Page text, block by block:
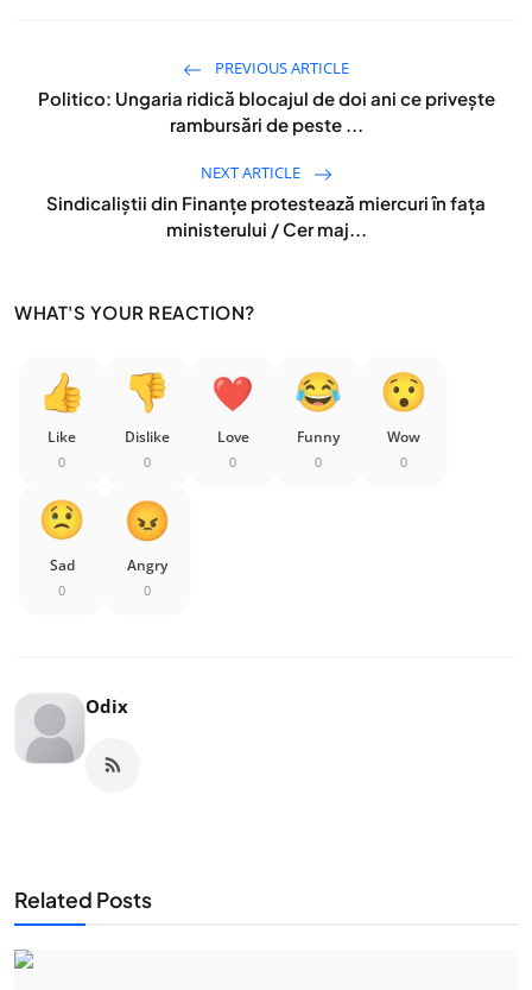
PREVIOUS ARTICLE
Politico: Ungaria ridică blocajul de doi ani ce privește
rambursări de peste ...
NEXT ARTICLE
Sindicaliştii din Finanţe protestează miercuri în faţa
ministerului / Cer maj...
WHAT'S YOUR REACTION?
Like
0
Dislike
0
Love
0
Funny
0
Wow
0
Sad
0
Angry
0
Odix
Related Posts